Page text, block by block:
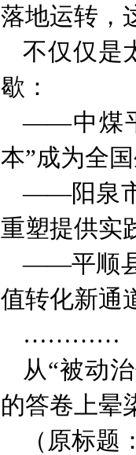
落地运转，
不仅仅是
歇：
——中煤
本”成为全
——阳泉市
重塑提供实
——平顺县
值转化新通
…………
从“被动
的答卷上晕
（原标